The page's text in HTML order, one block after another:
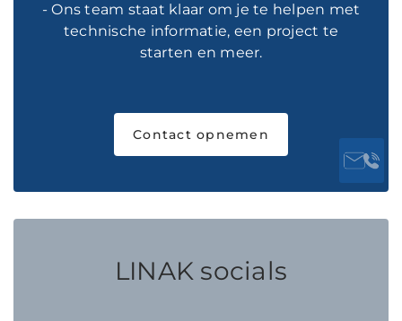
- Ons team staat klaar om je te helpen met
technische informatie, een project te
starten en meer.
Contact opnemen
LINAK socials